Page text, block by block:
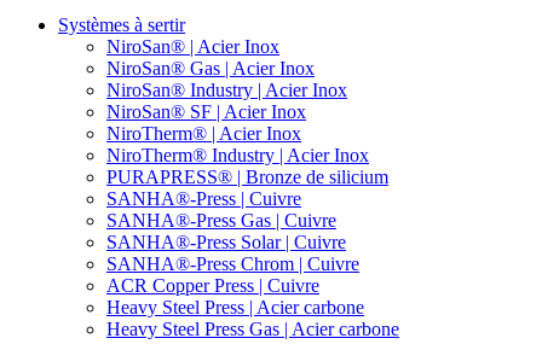
Systèmes à sertir
NiroSan® | Acier Inox
NiroSan® Gas | Acier Inox
NiroSan® Industry | Acier Inox
NiroSan® SF | Acier Inox
NiroTherm® | Acier Inox
NiroTherm® Industry | Acier Inox
PURAPRESS® | Bronze de silicium
SANHA®-Press | Cuivre
SANHA®-Press Gas | Cuivre
SANHA®-Press Solar | Cuivre
SANHA®-Press Chrom | Cuivre
ACR Copper Press | Cuivre
Heavy Steel Press | Acier carbone
Heavy Steel Press Gas | Acier carbone